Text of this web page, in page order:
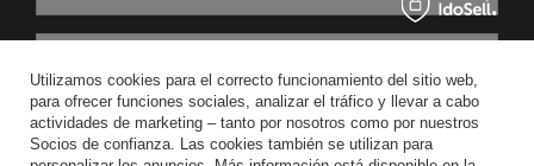
Acepto el tratamiento de mis datos personales para los fines y en el ámbito del servicio Newsletter en el
Utilizamos cookies para el correcto funcionamiento del sitio web,
para ofrecer funciones sociales, analizar el tráfico y llevar a cabo
actividades de marketing – tanto por nosotros como por nuestros
Socios de confianza. Las cookies también se utilizan para